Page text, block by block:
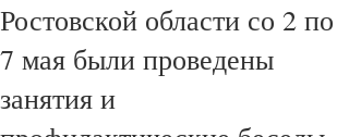
Ростовской области со 2 по
7 мая были проведены
занятия и